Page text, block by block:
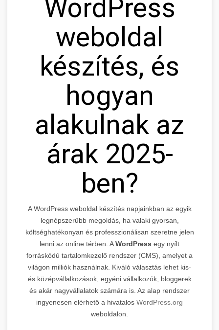
WordPress
weboldal
készítés, és
hogyan
alakulnak az
árak 2025-
ben?
A WordPress weboldal készítés napjainkban az egyik
legnépszerűbb megoldás, ha valaki gyorsan,
költséghatékonyan és professzionálisan szeretne jelen
lenni az online térben. AWordPress egy nyílt
forráskódú tartalomkezelő rendszer (CMS), amelyet a
világon milliók használnak. Kiváló választás lehet kis-
és középvállalkozások, egyéni vállalkozók, bloggerek
és akár nagyvállalatok számára is. Az alap rendszer
ingyenesen elérhető a hivatalos WordPress.org
weboldalon.